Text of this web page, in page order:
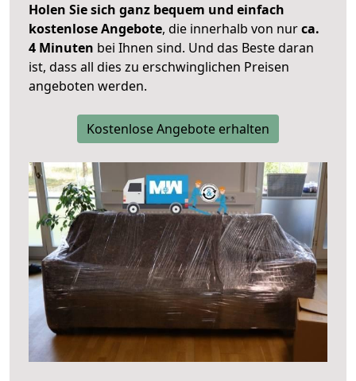
Holen Sie sich ganz bequem und einfach
kostenlose Angebote, die innerhalb von nurca.
4 Minuten bei Ihnen sind. Und das Beste daran
ist, dass all dies zu erschwinglichen Preisen
angeboten werden.
Kostenlose Angebote erhalten